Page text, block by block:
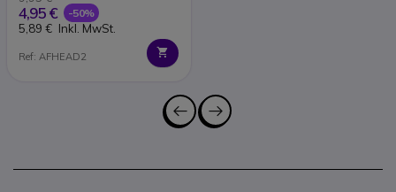
4,95 € -50%
5,89 € Inkl. MwSt.
Ref: AFHEAD2